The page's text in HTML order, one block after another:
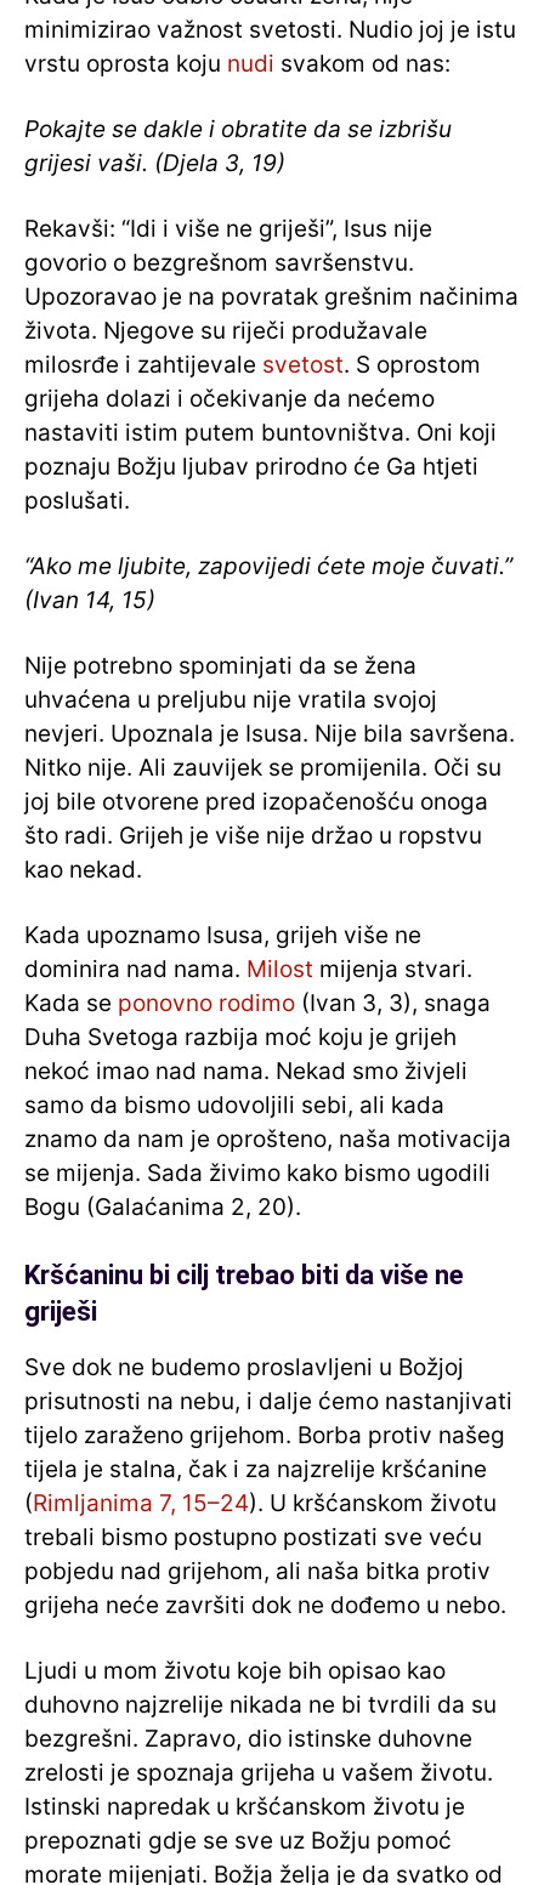
minimizirao važnost svetosti. Nudio joj je istu
vrstu oprosta koju nudi svakom od nas:
Pokajte se dakle i obratite da se izbrišu
grijesi vaši. (Djela 3, 19)
Rekavši: “Idi i više ne griješi”, Isus nije
govorio o bezgrešnom savršenstvu.
Upozoravao je na povratak grešnim načinima
života. Njegove su riječi produžavale
milosrđe i zahtijevale svetost. S oprostom
grijeha dolazi i očekivanje da nećemo
nastaviti istim putem buntovništva. Oni koji
poznaju Božju ljubav prirodno će Ga htjeti
poslušati.
“Ako me ljubite, zapovijedi ćete moje čuvati.”
(Ivan 14, 15)
Nije potrebno spominjati da se žena
uhvaćena u preljubu nije vratila svojoj
nevjeri. Upoznala je Isusa. Nije bila savršena.
Nitko nije. Ali zauvijek se promijenila. Oči su
joj bile otvorene pred izopačenošću onoga
što radi. Grijeh je više nije držao u ropstvu
kao nekad.
Kada upoznamo Isusa, grijeh više ne
dominira nad nama. Milost mijenja stvari.
Kada se ponovno rodimo (Ivan 3, 3), snaga
Duha Svetoga razbija moć koju je grijeh
nekoć imao nad nama. Nekad smo živjeli
samo da bismo udovoljili sebi, ali kada
znamo da nam je oprošteno, naša motivacija
se mijenja. Sada živimo kako bismo ugodili
Bogu (Galaćanima 2, 20).
Kršćaninu bi cilj trebao biti da više ne
griješi
Sve dok ne budemo proslavljeni u Božjoj
prisutnosti na nebu, i dalje ćemo nastanjivati ​​
tijelo zaraženo grijehom. Borba protiv našeg
tijela je stalna, čak i za najzrelije kršćanine
(Rimljanima 7, 15–24). U kršćanskom životu
trebali bismo postupno postizati sve veću
pobjedu nad grijehom, ali naša bitka protiv
grijeha neće završiti dok ne dođemo u nebo.
Ljudi u mom životu koje bih opisao kao
duhovno najzrelije nikada ne bi tvrdili da su
bezgrešni. Zapravo, dio istinske duhovne
zrelosti je spoznaja grijeha u vašem životu.
Istinski napredak u kršćanskom životu je
prepoznati gdje se sve uz Božju pomoć
morate mijenjati. Božja želja je da svatko od